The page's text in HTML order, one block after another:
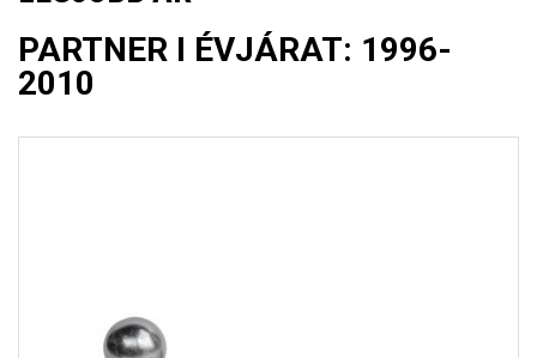
PARTNER I ÉVJÁRAT: 1996-
2010